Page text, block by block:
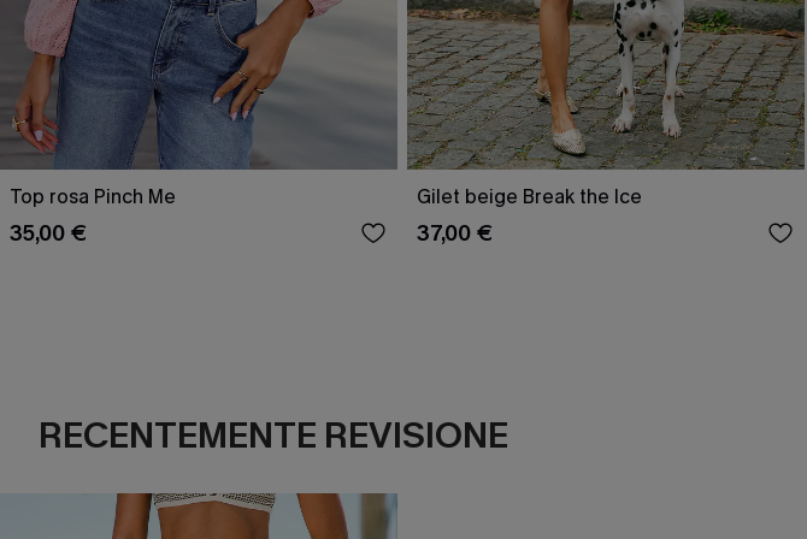
Top rosa Pinch Me
35,00 €
Gilet beige Break the Ice
37,00 €
RECENTEMENTE REVISIONE